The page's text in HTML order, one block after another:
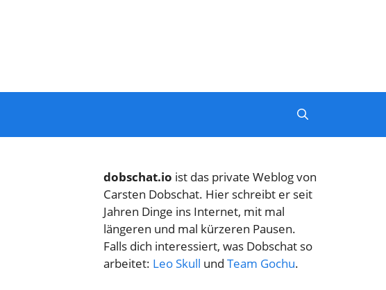
dobschat.io ist das private Weblog von
Carsten Dobschat. Hier schreibt er seit
Jahren Dinge ins Internet, mit mal
längeren und mal kürzeren Pausen.
Falls dich interessiert, was Dobschat so
arbeitet: Leo Skull und Team Gochu.